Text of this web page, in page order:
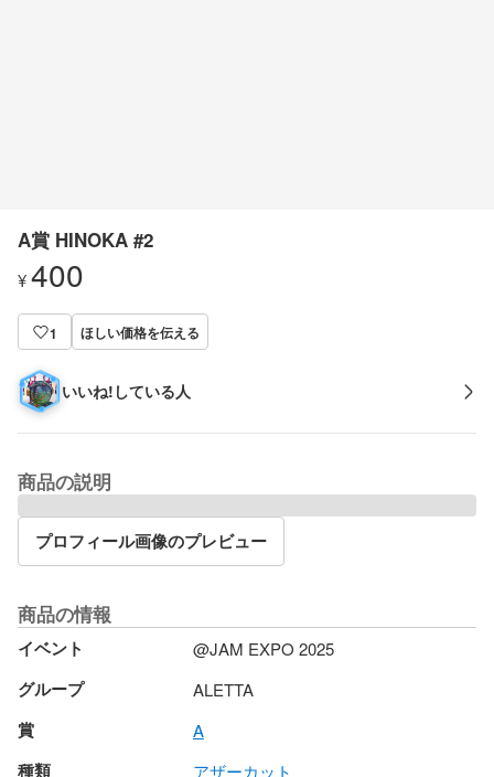
A賞 HINOKA #2
¥400
1 ほしい価格を伝える
いいね!している人
商品の説明
プロフィール画像のプレビュー
商品の情報
イベント @JAM EXPO 2025
グループ ALETTA
賞 A
種類 アザーカット